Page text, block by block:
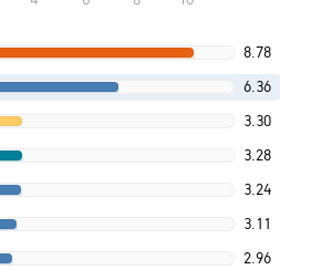
8.78
6.36
3.30
3.28
3.24
3.11
2.96